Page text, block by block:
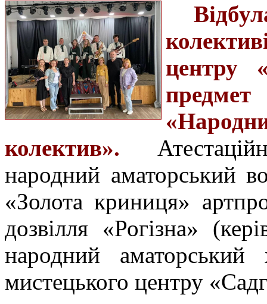
центру
колектив».
народний аматорський
«Золота криниця»
дозвілля «Рогізна»
народний аматорський
мистецького центру